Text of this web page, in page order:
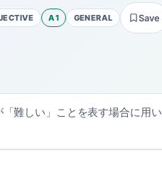
A1 GENERAL Save
難しい」ことを表す場合に用い